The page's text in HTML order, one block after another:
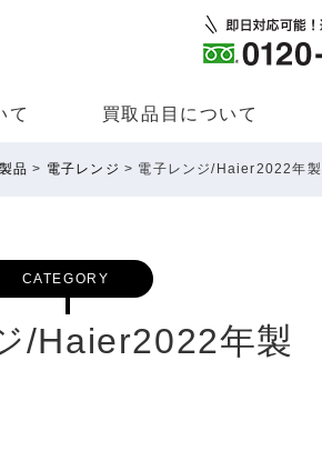
て 買取品⽬について
品 > 電子レンジ > 電子レンジ/Haier2022年製
CATEGORY
/Haier2022年製